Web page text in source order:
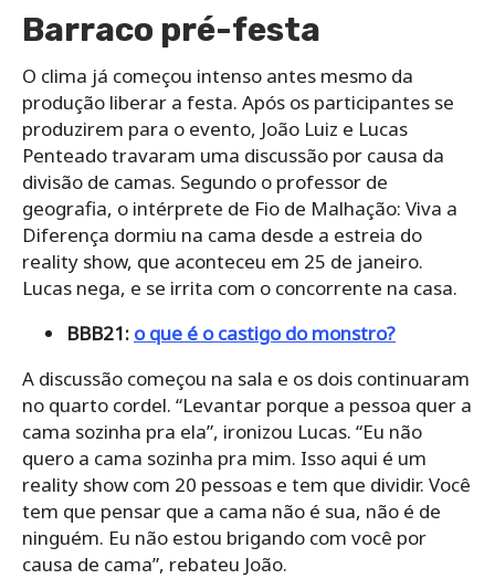
Barraco pré-festa
O clima já começou intenso antes mesmo da
produção liberar a festa. Após os participantes se
produzirem para o evento, João Luiz e Lucas
Penteado travaram uma discussão por causa da
divisão de camas. Segundo o professor de
geografia, o intérprete de Fio de Malhação: Viva a
Diferença dormiu na cama desde a estreia do
reality show, que aconteceu em 25 de janeiro.
Lucas nega, e se irrita com o concorrente na casa.
BBB21: o que é o castigo do monstro?
A discussão começou na sala e os dois continuaram
no quarto cordel. “Levantar porque a pessoa quer a
cama sozinha pra ela”, ironizou Lucas. “Eu não
quero a cama sozinha pra mim. Isso aqui é um
reality show com 20 pessoas e tem que dividir. Você
tem que pensar que a cama não é sua, não é de
ninguém. Eu não estou brigando com você por
causa de cama”, rebateu João.